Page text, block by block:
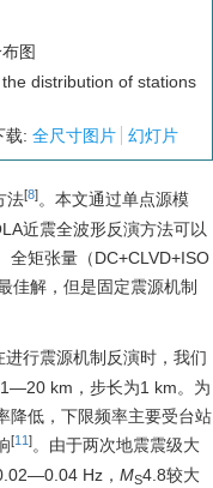
图
distribution of stations
载:全尺寸图片 幻灯片
法[8]。本文通过单点源模
近震全波形反演方法可以
全矩张量（DC+CLVD+ISO
佳解，但是固定震源机制
进行震源机制反演时，我们
km，步长为1 km。为
降低，下限频率主要受台站
[11]。由于两次地震震级大
Hz， MS4.8较大